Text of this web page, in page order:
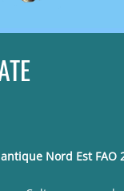
Nord Est FAO